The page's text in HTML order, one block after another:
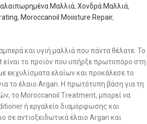
Μαλλιά, Χονδρά Μαλλιά,
, Moroccanoil Moiisture Repair,
και υγιή μαλλιά που πάντα θέλατε. To
το προϊόν που υπήρξε πρωτοπόρο στη
εκχυλίσματα ελαίων και προκάλεσε το
το έλαιο Argan. Η πρωτότυπη βάση για τη
το Moroccanoil Τreatment, μπορεί να
ή εργαλείο διαμόρφωσης και
σε αντιοξειδωτικά έλαιο Argan και